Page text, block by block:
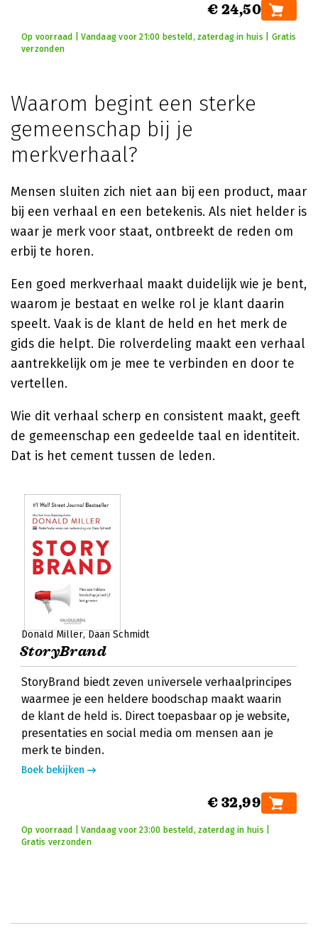
€ 24,50
Op voorraad | Vandaag voor 21:00 besteld, zaterdag in huis | Gratis
verzonden
Waarom begint een sterke
gemeenschap bij je
merkverhaal?
Mensen sluiten zich niet aan bij een product, maar
bij een verhaal en een betekenis. Als niet helder is
waar je merk voor staat, ontbreekt de reden om
erbij te horen.
Een goed merkverhaal maakt duidelijk wie je bent,
waarom je bestaat en welke rol je klant daarin
speelt. Vaak is de klant de held en het merk de
gids die helpt. Die rolverdeling maakt een verhaal
aantrekkelijk om je mee te verbinden en door te
vertellen.
Wie dit verhaal scherp en consistent maakt, geeft
de gemeenschap een gedeelde taal en identiteit.
Dat is het cement tussen de leden.
Donald Miller Daan Schmidt
StoryBrand
StoryBrand biedt zeven universele verhaalprincipes
waarmee je een heldere boodschap maakt waarin
de klant de held is. Direct toepasbaar op je website,
presentaties en social media om mensen aan je
merk te binden.
Boek bekijken
€ 32,99
Op voorraad | Vandaag voor 23:00 besteld, zaterdag in huis |
Gratis verzonden